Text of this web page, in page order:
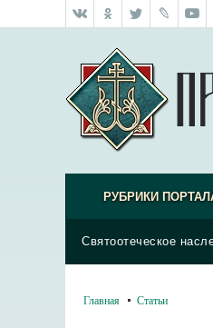
РУБРИКИ
Святоотеческое
Главная Статьи